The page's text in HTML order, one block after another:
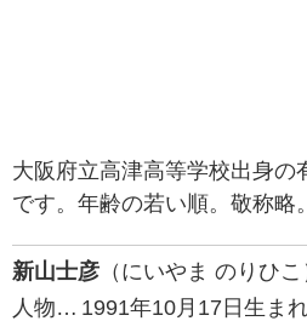
大阪府立高津高等学校出身の
です。年齢の若い順。敬称略。
新山士彦 （にいやま のりひこ
人物… 1991年10月17日生ま